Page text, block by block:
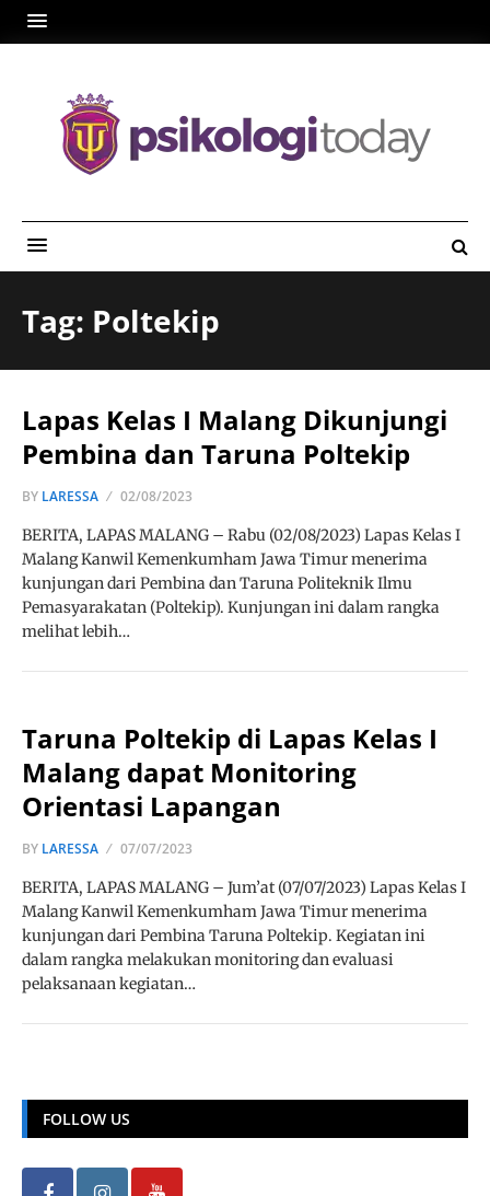
Tag: Poltekip
Lapas Kelas I Malang Dikunjungi
Pembina dan Taruna Poltekip
BY LARESSA 02/08/2023
BERITA, LAPAS MALANG – Rabu (02/08/2023) Lapas Kelas I
Malang Kanwil Kemenkumham Jawa Timur menerima
kunjungan dari Pembina dan Taruna Politeknik Ilmu
Pemasyarakatan (Poltekip). Kunjungan ini dalam rangka
melihat lebih…
Taruna Poltekip di Lapas Kelas I
Malang dapat Monitoring
Orientasi Lapangan
BY LARESSA 07/07/2023
BERITA, LAPAS MALANG – Jum’at (07/07/2023) Lapas Kelas I
Malang Kanwil Kemenkumham Jawa Timur menerima
kunjungan dari Pembina Taruna Poltekip. Kegiatan ini
dalam rangka melakukan monitoring dan evaluasi
pelaksanaan kegiatan…
FOLLOW US